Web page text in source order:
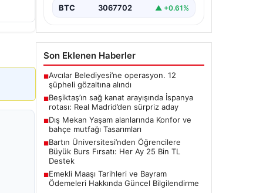
BTC 3067702 ▲ +0.61%
Son Eklenen Haberler
■Avcılar Belediyesi’ne operasyon. 12
şüpheli gözaltına alındı
■Beşiktaş’ın sağ kanat arayışında İspanya
rotası: Real Madrid’den sürpriz aday
■Dış Mekan Yaşam alanlarında Konfor ve
bahçe mutfağı Tasarımları
■Bartın Üniversitesi’nden Öğrencilere
Büyük Burs Fırsatı: Her Ay 25 Bin TL
Destek
■Emekli Maaşı Tarihleri ve Bayram
Ödemeleri Hakkında Güncel Bilgilendirme